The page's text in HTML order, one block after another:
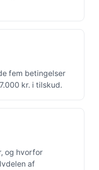
fem betingelser
kr. i tilskud.
og hvorfor
af